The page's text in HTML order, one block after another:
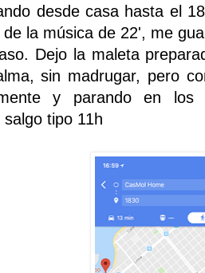
desde casa hasta el
la música de 22', me
Dejo la maleta
sin madrugar, pero
y parando en
tipo 11h